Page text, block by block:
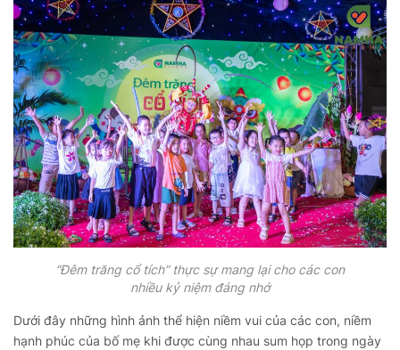
“Đêm trăng cổ tích” thực sự mang lại cho các con
nhiều kỷ niệm đáng nhớ
Dưới đây những hình ảnh thể hiện niềm vui của các con, niềm
hạnh phúc của bố mẹ khi được cùng nhau sum họp trong ngày